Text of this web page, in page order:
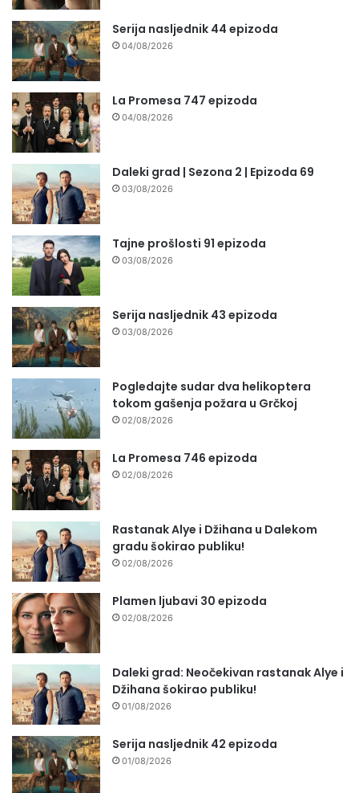
Serija nasljednik 44 epizoda
04/08/2026
La Promesa 747 epizoda
04/08/2026
Daleki grad | Sezona 2 | Epizoda 69
03/08/2026
Tajne prošlosti 91 epizoda
03/08/2026
Serija nasljednik 43 epizoda
03/08/2026
Pogledajte sudar dva helikoptera
tokom gašenja požara u Grčkoj
02/08/2026
La Promesa 746 epizoda
02/08/2026
Rastanak Alye i Džihana u Dalekom
gradu šokirao publiku!
02/08/2026
Plamen ljubavi 30 epizoda
02/08/2026
Daleki grad: Neočekivan rastanak Alye i
Džihana šokirao publiku!
01/08/2026
Serija nasljednik 42 epizoda
01/08/2026